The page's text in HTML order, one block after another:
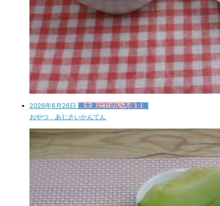
2026年6月26日 南大泉にじのいろ保育園
おやつ あじさいかんてん